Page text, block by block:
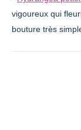
vigoureux qui
bouture très